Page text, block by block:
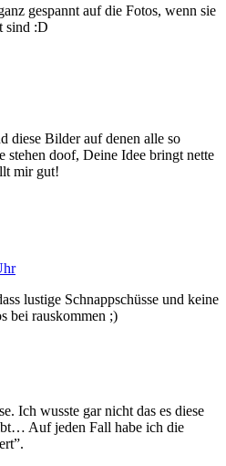
gespannt auf die Fotos, wenn sie
sind :D
diese Bilder auf denen alle so
stehen doof, Deine Idee bringt nette
mir gut!
lustige Schnappschüsse und keine
bei rauskommen ;)
Ich wusste gar nicht das es diese
Auf jeden Fall habe ich die